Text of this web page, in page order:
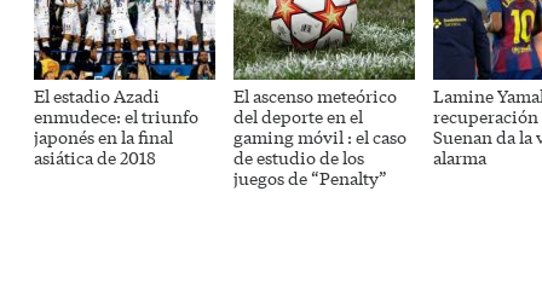
El estadio Azadi
enmudece: el triunfo
japonés en la final
asiática de 2018
El ascenso meteórico
del deporte en el
gaming móvil : el caso
de estudio de los
juegos de “Penalty”
Lamine
Suenan da la
alarma